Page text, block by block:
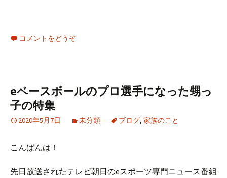
コメントをどうぞ
eベースボールのプロ選手になった甥っ
子の特集
2020年5月7日 未分類 ブログ, 家族のこと
こんばんは！
先日放送されたテレビ朝日のeスポーツ専門ニュース番組